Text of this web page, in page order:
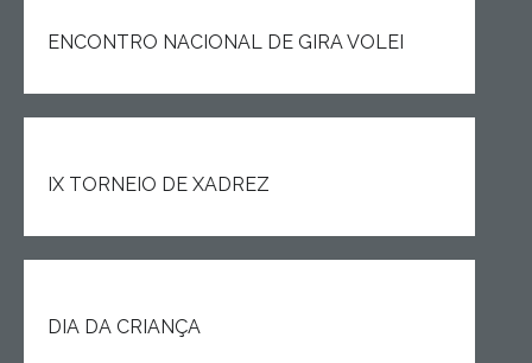
ENCONTRO NACIONAL DE GIRA VOLEI
IX TORNEIO DE XADREZ
DIA DA CRIANÇA